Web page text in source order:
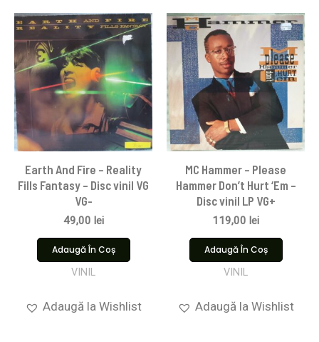
Earth And Fire – Reality
Fills Fantasy – Disc vinil VG
VG-
49,00 lei
Adaugă În Coș
VINIL
Adaugă la Wishlist
MC Hammer – Please
Hammer Don’t Hurt ‘Em –
Disc vinil LP VG+
119,00 lei
Adaugă În Coș
VINIL
Adaugă la Wishlist